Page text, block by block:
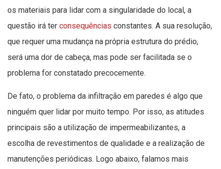
os materiais para lidar com a singularidade do local, a
questão irá ter consequências constantes. A sua resolução,
que requer uma mudança na própria estrutura do prédio,
será uma dor de cabeça, mas pode ser facilitada se o
problema for constatado precocemente.
De fato, o problema da infiltração em paredes é algo que
ninguém quer lidar por muito tempo. Por isso, as atitudes
principais são a utilização de impermeabilizantes, a
escolha de revestimentos de qualidade e a realização de
manutenções periódicas. Logo abaixo, falamos mais